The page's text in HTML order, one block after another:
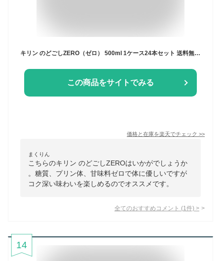
キリン のどごしZERO（ゼロ） 500ml 1ケース24本セット 送料無料 糖質ゼロ プリン体ゼロ 甘味料ゼロ 発泡酒 ビール 缶ビール 缶 麒麟 キリンビール きりん 男性 男 お酒 酒 家飲み 宅飲み 女性 おすすめ まとめ買い ギフト プレゼント 贈り物 お祝い 誕生日 内祝い
この商品をサイトでみる
価格と在庫を楽天でチェック >>
まくりん
こちらのキリン のどごしZEROはいかがでしょうか
。糖質、プリン体、甘味料ゼロで体に優しいですが
コク深い味わいを楽しめるのでオススメです。
全てのおすすめコメント (1 件) >
14